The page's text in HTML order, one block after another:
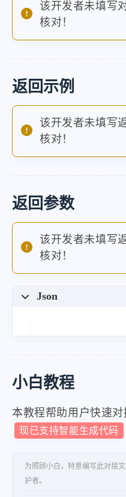
该开发者未填写
核对！
返回示例
该开发者未填写
核对！
返回参数
该开发者未填写
核对！
Json
小白教程
本教程帮助用户快速对
现已支持智能生成代码
为照顾小白，特意编写此对接
护者。